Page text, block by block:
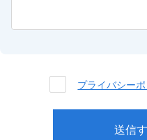
プライバシー